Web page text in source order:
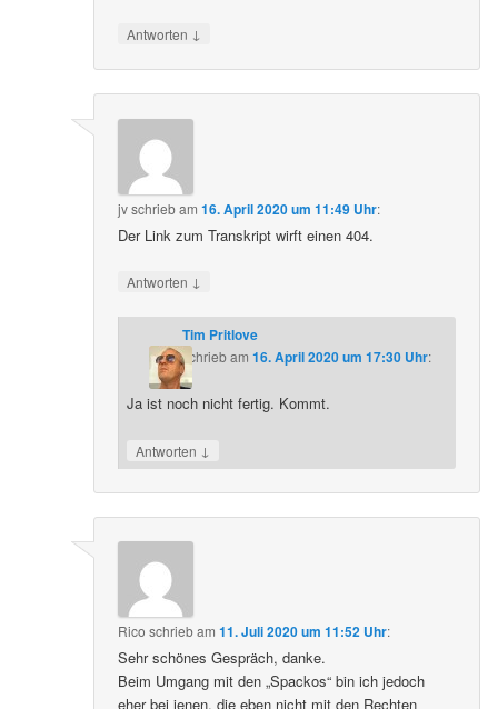
Antworten ↓
jvschriebam16. April 2020 um 11:49 Uhr:
Der Link zum Transkript wirft einen 404.
Antworten ↓
Tim Pritlove
schriebam 16. April 2020 um 17:30 Uhr:
Ja ist noch nicht fertig. Kommt.
Antworten ↓
Rico schriebam11. Juli 2020 um 11:52 Uhr:
Sehr schönes Gespräch, danke.
Beim Umgang mit den „Spackos“ bin ich jedoch
eher bei jenen, die eben nicht mit den Rechten